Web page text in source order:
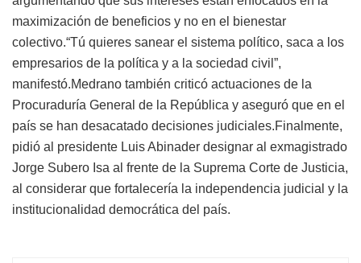
maximización de beneficios y no en el bienestar
colectivo.“Tú quieres sanear el sistema político, saca a los
empresarios de la política y a la sociedad civil”,
manifestó.Medrano también criticó actuaciones de la
Procuraduría General de la República y aseguró que en el
país se han desacatado decisiones judiciales.Finalmente,
pidió al presidente Luis Abinader designar al exmagistrado
Jorge Subero Isa al frente de la Suprema Corte de Justicia,
al considerar que fortalecería la independencia judicial y la
institucionalidad democrática del país.